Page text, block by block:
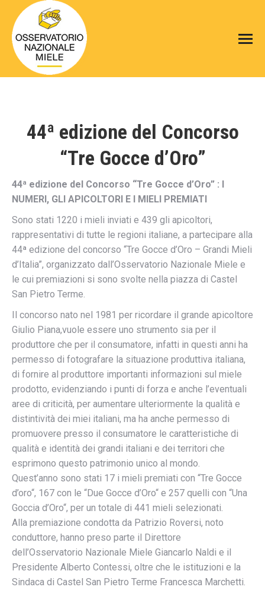
44ª edizione del Concorso
“Tre Gocce d’Oro”
44ª edizione del Concorso “Tre Gocce d’Oro” : I
NUMERI, GLI APICOLTORI E I MIELI PREMIATI
Sono stati 1220 i mieli inviati e 439 gli apicoltori,
rappresentativi di tutte le regioni italiane, a partecipare alla
44ª edizione del concorso “Tre Gocce d’Oro – Grandi Mieli
d’Italia”, organizzato dall’Osservatorio Nazionale Miele e
le cui premiazioni si sono svolte nella piazza di Castel
San Pietro Terme.
Il concorso nato nel 1981 per ricordare il grande apicoltore
Giulio Piana,vuole essere uno strumento sia per il
produttore che per il consumatore, infatti in questi anni ha
permesso di fotografare la situazione produttiva italiana,
di fornire al produttore importanti informazioni sul miele
prodotto, evidenziando i punti di forza e anche l’eventuali
aree di criticità, per aumentare ulteriormente la qualità e
distintività dei miei italiani, ma ha anche permesso di
promuovere presso il consumatore le caratteristiche di
qualità e identità dei grandi italiani e dei territori che
esprimono questo patrimonio unico al mondo.
Quest’anno sono stati 17 i mieli premiati con “Tre Gocce
d’oro“, 167 con le “Due Gocce d’Oro“ e 257 quelli con “Una
Goccia d’Oro“, per un totale di 441 mieli selezionati.
Alla premiazione condotta da Patrizio Roversi, noto
conduttore, hanno preso parte il Direttore
dell’Osservatorio Nazionale Miele Giancarlo Naldi e il
Presidente Alberto Contessi, oltre che le istituzioni e la
Sindaca di Castel San Pietro Terme Francesca Marchetti.